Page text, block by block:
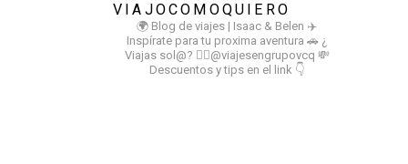
VIAJOCOMOQUIERO
🌍 Blog de viajes | Isaac & Belen ✈️
Inspírate para tu proxima aventura 🚗 ¿
Viajas sol@? 👉🏻@viajesengrupovcq 💸
Descuentos y tips en el link 👇